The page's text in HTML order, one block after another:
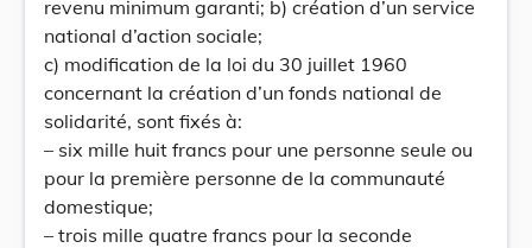
revenu minimum garanti; b) création d’un service
national d’action sociale;
c) modification de la loi du 30 juillet 1960
concernant la création d’un fonds national de
solidarité, sont fixés à:
– six mille huit francs pour une personne seule ou
pour la première personne de la communauté
domestique;
– trois mille quatre francs pour la seconde